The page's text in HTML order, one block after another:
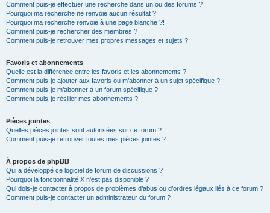
Comment puis-je effectuer une recherche dans un ou des forums ?
Pourquoi ma recherche ne renvoie aucun résultat ?
Pourquoi ma recherche renvoie à une page blanche ?!
Comment puis-je rechercher des membres ?
Comment puis-je retrouver mes propres messages et sujets ?
Favoris et abonnements
Quelle est la différence entre les favoris et les abonnements ?
Comment puis-je ajouter aux favoris ou m’abonner à un sujet spécifique ?
Comment puis-je m’abonner à un forum spécifique ?
Comment puis-je résilier mes abonnements ?
Pièces jointes
Quelles pièces jointes sont autorisées sur ce forum ?
Comment puis-je retrouver toutes mes pièces jointes ?
À propos de phpBB
Qui a développé ce logiciel de forum de discussions ?
Pourquoi la fonctionnalité X n’est pas disponible ?
Qui dois-je contacter à propos de problèmes d’abus ou d’ordres légaux liés à ce forum ?
Comment puis-je contacter un administrateur du forum ?